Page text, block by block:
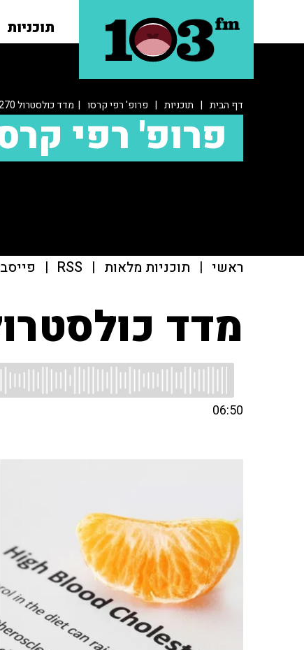
תוכניות
דף הבית | תוכניות | פרופ' רפי קרסו | מדד כולסטרול 270 בגיל 81 מצריך כדורים?
פרופ' רפי
ראשי | תוכניות מלאות |
RSS
|
מדד כולסטרול 270 בגיל 81 מצריך
06:50